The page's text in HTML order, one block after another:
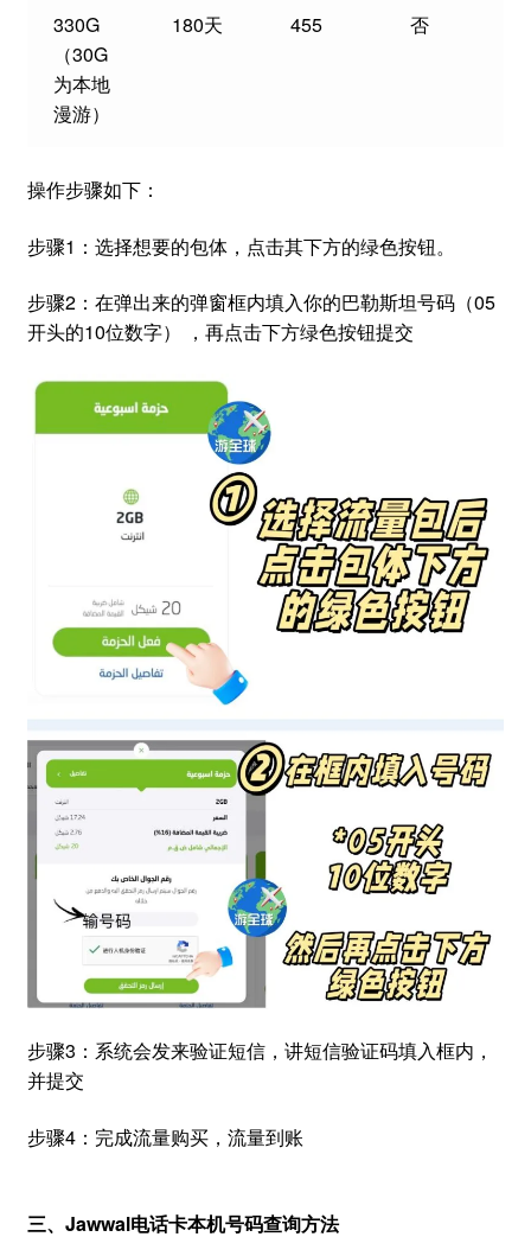
330G
（30G
为本地
漫游）
180天 455 否
操作步骤如下：
步骤1：选择想要的包体，点击其下方的绿色按钮。
步骤2：在弹出来的弹窗框内填入你的巴勒斯坦号码（05
开头的10位数字） ，再点击下方绿色按钮提交
步骤3：系统会发来验证短信，讲短信验证码填入框内，
并提交
步骤4：完成流量购买，流量到账
三、Jawwal电话卡本机号码查询方法